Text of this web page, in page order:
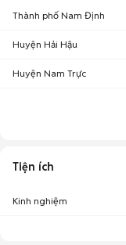
Thành phố Nam Định
Huyện Hải Hậu
Huyện Nam Trực
Tiện ích
Kinh nghiệm